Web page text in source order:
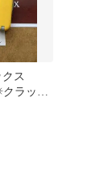
ス
ラッシ